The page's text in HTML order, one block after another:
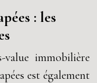
: les
value immobilière
est également